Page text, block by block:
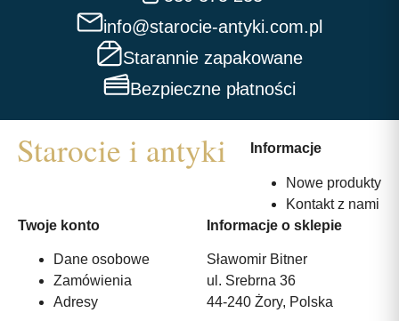
info@starocie-antyki.com.pl
Starannie zapakowane
Bezpieczne płatności
Informacje
Nowe produkty
Kontakt z nami
Twoje konto
Dane osobowe
Zamówienia
Adresy
Informacje o sklepie
Sławomir Bitner
ul. Srebrna 36
44-240 Żory, Polska